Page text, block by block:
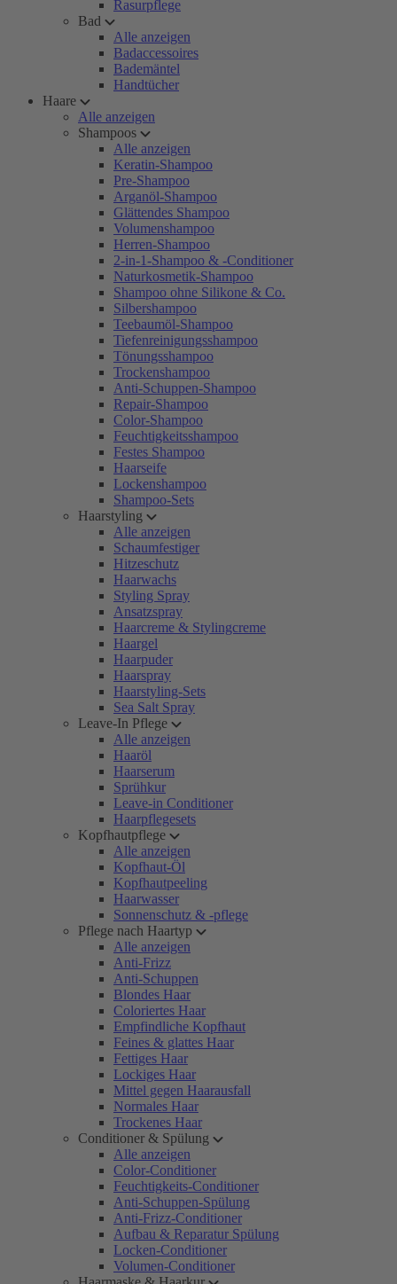
Rasurpflege
Bad
Alle anzeigen
Badaccessoires
Bademäntel
Handtücher
Haare
Alle anzeigen
Shampoos
Alle anzeigen
Keratin-Shampoo
Pre-Shampoo
Arganöl-Shampoo
Glättendes Shampoo
Volumenshampoo
Herren-Shampoo
2-in-1-Shampoo & -Conditioner
Naturkosmetik-Shampoo
Shampoo ohne Silikone & Co.
Silbershampoo
Teebaumöl-Shampoo
Tiefenreinigungsshampoo
Tönungsshampoo
Trockenshampoo
Anti-Schuppen-Shampoo
Repair-Shampoo
Color-Shampoo
Feuchtigkeitsshampoo
Festes Shampoo
Haarseife
Lockenshampoo
Shampoo-Sets
Haarstyling
Alle anzeigen
Schaumfestiger
Hitzeschutz
Haarwachs
Styling Spray
Ansatzspray
Haarcreme & Stylingcreme
Haargel
Haarpuder
Haarspray
Haarstyling-Sets
Sea Salt Spray
Leave-In Pflege
Alle anzeigen
Haaröl
Haarserum
Sprühkur
Leave-in Conditioner
Haarpflegesets
Kopfhautpflege
Alle anzeigen
Kopfhaut-Öl
Kopfhautpeeling
Haarwasser
Sonnenschutz & -pflege
Pflege nach Haartyp
Alle anzeigen
Anti-Frizz
Anti-Schuppen
Blondes Haar
Coloriertes Haar
Empfindliche Kopfhaut
Feines & glattes Haar
Fettiges Haar
Lockiges Haar
Mittel gegen Haarausfall
Normales Haar
Trockenes Haar
Conditioner & Spülung
Alle anzeigen
Color-Conditioner
Feuchtigkeits-Conditioner
Anti-Schuppen-Spülung
Anti-Frizz-Conditioner
Aufbau & Reparatur Spülung
Locken-Conditioner
Volumen-Conditioner